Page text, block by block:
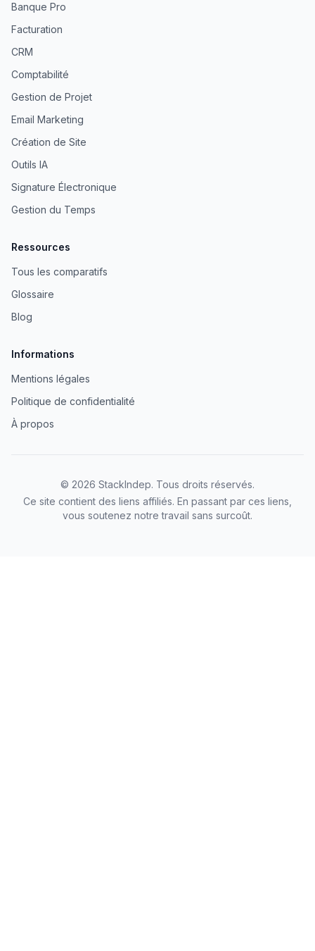
Banque Pro
Facturation
CRM
Comptabilité
Gestion de Projet
Email Marketing
Création de Site
Outils IA
Signature Électronique
Gestion du Temps
Ressources
Tous les comparatifs
Glossaire
Blog
Informations
Mentions légales
Politique de confidentialité
À propos
© 2026 StackIndep. Tous droits réservés.
Ce site contient des liens affiliés. En passant par ces liens,
vous soutenez notre travail sans surcoût.